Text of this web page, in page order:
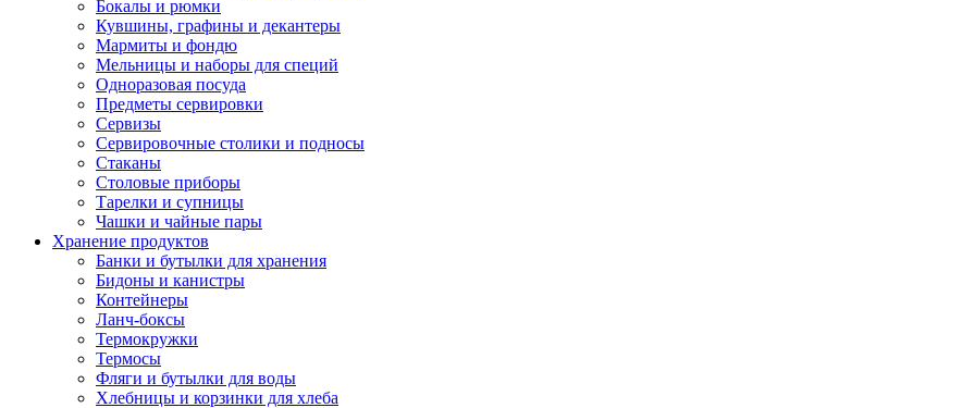
Бокалы и рюмки
Кувшины, графины и декантеры
Мармиты и фондю
Мельницы и наборы для специй
Одноразовая посуда
Предметы сервировки
Сервизы
Сервировочные столики и подносы
Стаканы
Столовые приборы
Тарелки и супницы
Чашки и чайные пары
Хранение продуктов
Банки и бутылки для хранения
Бидоны и канистры
Контейнеры
Ланч-боксы
Термокружки
Термосы
Фляги и бутылки для воды
Хлебницы и корзинки для хлеба